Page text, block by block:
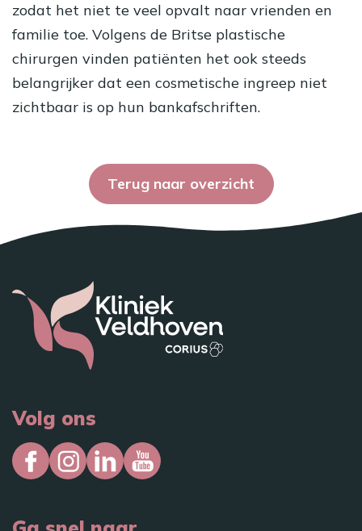
zodat het niet te veel opvalt naar vrienden en
familie toe. Volgens de Britse plastische
chirurgen vinden patiënten het ook steeds
belangrijker dat een cosmetische ingreep niet
zichtbaar is op hun bankafschriften.
Terug naar overzicht
Volg ons